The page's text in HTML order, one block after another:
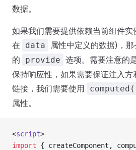
数据。
如果我们需要提供依赖当前组件实
在
data
属性中定义的数据)，
的
provide 选项。需要注意的
保持响应性，如果需要保证注入
链接，我们需要使用
属性。
<script>
import { createComponent,